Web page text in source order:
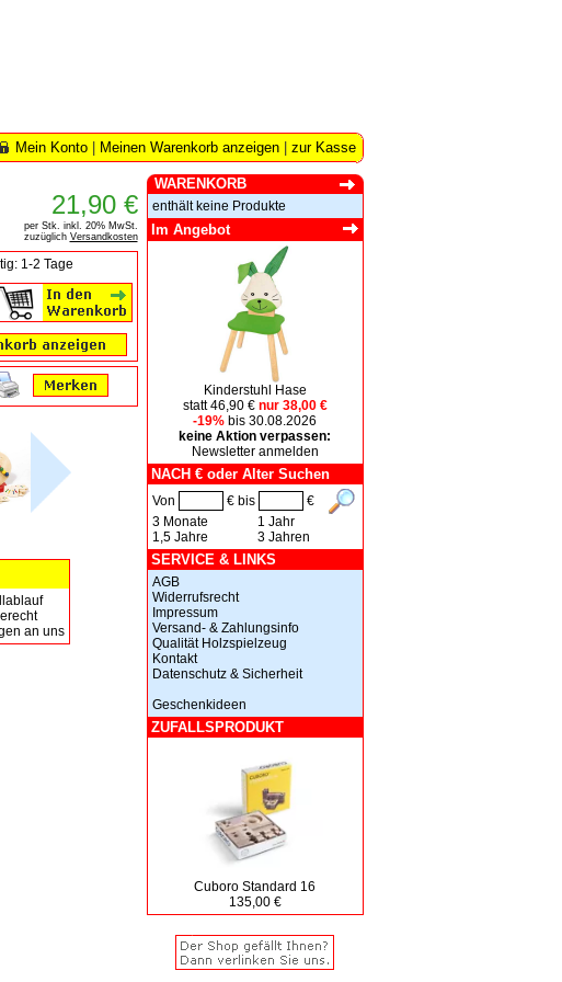
Mein Konto| Meinen Warenkorb anzeigen| zur Kasse
21,90 €
per Stk. inkl. 20% MwSt.
zuzüglich Versandkosten
1-2 Tage
an uns
WARENKORB
enthält keine Produkte
Im Angebot
Kinderstuhl Hase
statt 46,90 €nur 38,00 €
-19% bis 30.08.2026
keine Aktion verpassen:
Newsletter anmelden
NACH € oder Alter Suchen
Von € bis
€
3 Monate
1,5 Jahre
1 Jahr
3 Jahren
SERVICE & LINKS
AGB
Widerrufsrecht
Impressum
Versand- & Zahlungsinfo
Qualität Holzspielzeug
Kontakt
Datenschutz & Sicherheit
Geschenkideen
ZUFALLSPRODUKT
Cuboro Standard 16
135,00 €